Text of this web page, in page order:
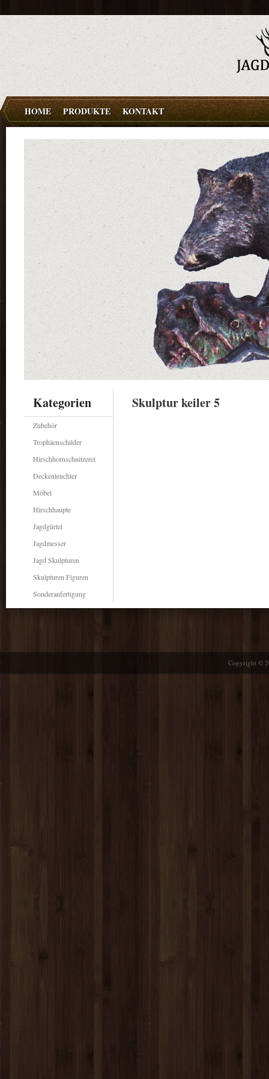
HOME PRODUKTE KONTAKT
Skulptur keiler 5
Kategorien
Zubehör
Trophäenschilder
Hirschhornschnitzerei
Deckenleuchter
Möbel
Hirschhaupte
Jagdgürtel
Jagdmesser
Jagd Skulpturen
Skulpturen Figuren
Sonderanfertigung
Copyright ©